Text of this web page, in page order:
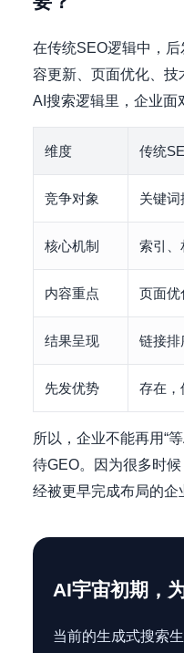
在传统SEO逻辑中，
容更新、页面优化、技
AI搜索逻辑里，企业面
维度 传统
竞争对象 关键词
核心机制 索引、
内容重点 页面优
结果呈现 链接排
先发优势 存在，
所以，企业不能再用“
待GEO。因为很多时
经被更早完成布局的企
AI宇宙初期，
当前的生成式搜索